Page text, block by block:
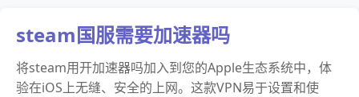
steam国服需要加速器吗
将steam用开加速器吗加入到您的Apple生态系统中，体
验在iOS上无缝、安全的上网。这款VPN易于设置和使